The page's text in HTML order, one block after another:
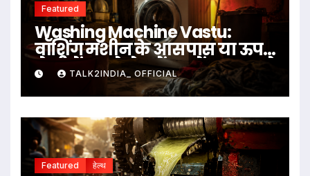
Featured
Washing Machine Vastu:
वॉशिंग मशीन के आसपास या ऊपर
ये चीजें रखने से बचें, जानें क्या कहते
हैं वास्तु नियम
TALK2INDIA_ OFFICIAL
Featured हेल्थ